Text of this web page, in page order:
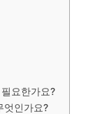
요한가요?
엇인가요?